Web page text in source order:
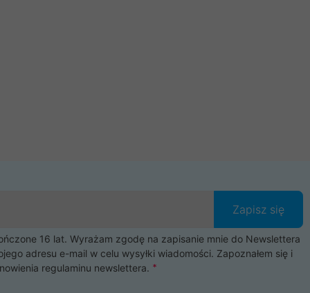
Zapisz się
16 lat. Wyrażam zgodę na zapisanie mnie do Newslettera
adresu e-mail w celu wysyłki wiadomości. Zapoznałem się i
regulaminu newslettera.